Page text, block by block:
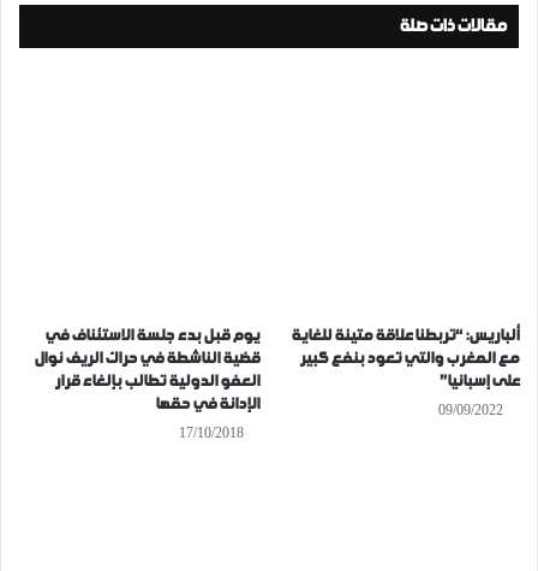
مقالات ذات صلة
ألباريس: “تربطنا علاقة متينة للغاية
مع المغرب والتي تعود بنفع كبير
على إسبانيا”
09/09/2022
يوم قبل بدء جلسة الاستئناف في
قضية الناشطة في حراك الريف نوال
العفو الدولية تطالب بإلغاء قرار
الإدانة في حقها
17/10/2018